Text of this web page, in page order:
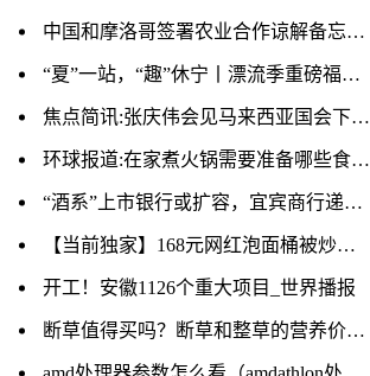
中国和摩洛哥签署农业合作谅解备忘录-世界观热点
“夏”一站，“趣”休宁丨漂流季重磅福利来袭！冲冲冲！-世界热议
焦点简讯:张庆伟会见马来西亚国会下议院副议长刘强燕一行
环球报道:在家煮火锅需要准备哪些食材清单
“酒系”上市银行或扩容，宜宾商行递表港交所
【当前独家】168元网红泡面桶被炒至千元，深圳市监局回应
开工！安徽1126个重大项目_世界播报
断草值得买吗？断草和整草的营养价值一样吗？_世界热点评